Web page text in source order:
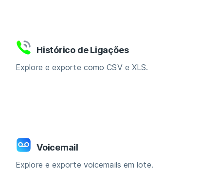
Histórico de Ligações
Explore e exporte como CSV e XLS.
Voicemail
Explore e exporte voicemails em lote.